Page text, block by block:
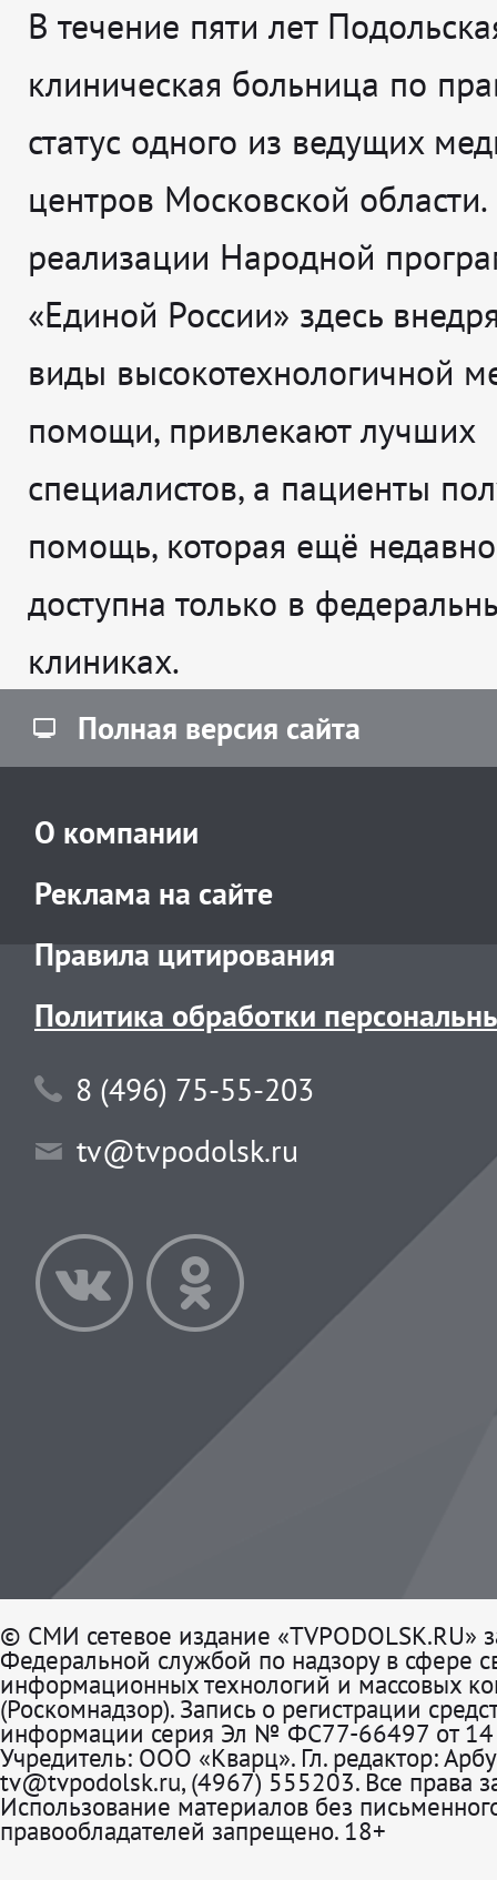
В течение пяти лет
клиническая больница по
статус одного из ведущих
центров Московской
реализации Народной
«Единой России» здесь
виды высокотехнологичной
помощи, привлекают лучших
специалистов, а пациенты
помощь, которая ещё
доступна только в
клиниках.
Полная версия сайта
О компании
Реклама на сайте
Правила цитирования
Политика обработки
8 (496) 75-55-203
tv@tvpodolsk.ru
© СМИ сетевое издание «TVPODOLSK.RU»
Федеральной службой по надзору в сфере
информационных технологий и массовых
(Роскомнадзор). Запись о регистрации
информации серия Эл № ФС77-66497 от 14
Учредитель: ООО «Кварц». Гл. редактор:
tv@tvpodolsk.ru, (4967) 555203. Все права
Использование материалов без
правообладателей запрещено. 18+